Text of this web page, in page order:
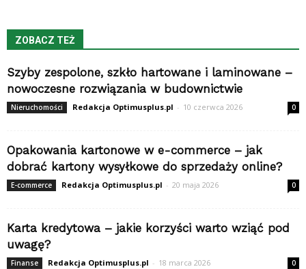
ZOBACZ TEŻ
Szyby zespolone, szkło hartowane i laminowane –
nowoczesne rozwiązania w budownictwie
Nieruchomości Redakcja Optimusplus.pl - 10 czerwca 2026 0
Opakowania kartonowe w e-commerce – jak
dobrać kartony wysyłkowe do sprzedaży online?
E-commerce Redakcja Optimusplus.pl - 20 maja 2026 0
Karta kredytowa – jakie korzyści warto wziąć pod
uwagę?
Finanse Redakcja Optimusplus.pl - 18 marca 2026 0